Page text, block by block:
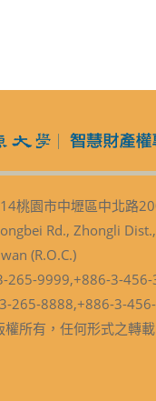
桃園市中壢區中北路
Rd., Zhongli
(R.O.C.)
265-9999,+886-3-456-
265-8888,+886-3-
所有，任何形式之轉